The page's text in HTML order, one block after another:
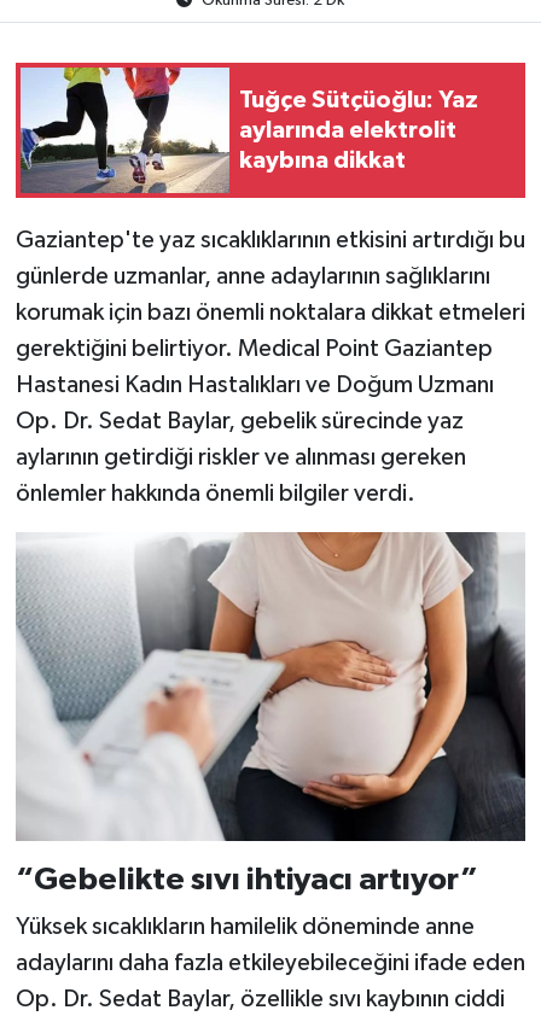
Tuğçe Sütçüoğlu: Yaz
aylarında elektrolit
kaybına dikkat
Gaziantep'te yaz sıcaklıklarının etkisini artırdığı bu
günlerde uzmanlar, anne adaylarının sağlıklarını
korumak için bazı önemli noktalara dikkat etmeleri
gerektiğini belirtiyor. Medical Point Gaziantep
Hastanesi Kadın Hastalıkları ve Doğum Uzmanı
Op. Dr. Sedat Baylar, gebelik sürecinde yaz
aylarının getirdiği riskler ve alınması gereken
önlemler hakkında önemli bilgiler verdi.
“Gebelikte sıvı ihtiyacı artıyor”
Yüksek sıcaklıkların hamilelik döneminde anne
adaylarını daha fazla etkileyebileceğini ifade eden
Op. Dr. Sedat Baylar, özellikle sıvı kaybının ciddi